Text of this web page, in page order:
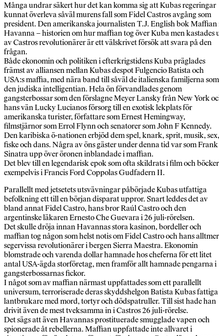
Många undrar säkert hur det kan komma sig att Kubas regeringar
kunnat överleva såväl murens fall som Fidel Castros avgång som
president. Den amerikanska journalisten T.J. English bok Maffian
Havanna – historien om hur maffian tog över Kuba men kastades
av Castros revolutionärer är ett välskrivet försök att svara på den
frågan.
Både ekonomin och politiken i efterkrigstidens Kuba präglades
främst av alliansen mellan Kubas despot Fulgencio Batista och
USA:s maffia, med nära band till såväl de italienska familjerna som
den judiska intelligentian. Hela ön förvandlades genom
gangsterbossar som den förslagne Meyer Lansky från New York
hans vän Lucky Lucianos försorg till en exotisk lekplats för
amerikanska turister, författare som Ernest Hemingway,
filmstjärnor som Errol Flynn och senatorer som John F Kennedy.
Den karibiska ö-nationen erbjöd dem spel, knark, sprit, musik, sex,
fiske och dans. Några av öns gäster under denna tid var som Frank
Sinatra upp över öronen inblandade i maffian.
Det blev till en legendarisk epok som ofta skildrats i film och
exempelvis i Francis Ford Coppolas Gudfadern II.
Parallellt med jetsetets utsvävningar påbörjade Kubas utfattiga
befolkning ett till en början disparat uppror. Snart leddes det av
bland annat Fidel Castro, hans bror Raúl Castro och den
argentinske läkaren Ernesto Che Guevara i 26 juli-rörelsen.
Det skulle dröja innan Havannas stora kasinon, bordeller och
maffian tog någon som helst notis om Fidel Castro och hans alltmer
segervissa revolutionärer i bergen Sierra Maestra. Ekonomin
blomstrade och varenda dollar hamnade hos cheferna för ett litet
antal USA-ägda storföretag, men framför allt hamnade pengarna i
gangsterbossarnas fickor.
I något som av maffian närmast uppfattades som ett parallellt
universum, terroriserade deras skyddshelgon Batista Kubas fattiga
lantbrukare med mord, tortyr och dödspatruller. Till sist hade han
drivit även de mest tveksamma in i Castros 26 juli-rörelse.
Det sägs att även Havannas prostituerade smugglade vapen och
spionerade åt rebellerna. Maffian uppfattade inte allvaret i